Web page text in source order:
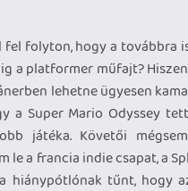
fel folyton, hogy a
a platformer műfajt?
lehetne ügyesen
a Super Mario Odyssey
játéka. Követői
le a francia indie csapat, a
hiánypótlónak tűnt, hogy